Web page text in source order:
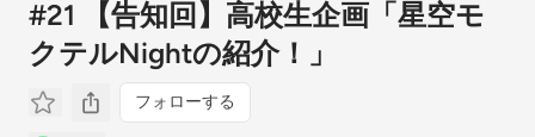
#21 【告知回】高校生企画「星空モ
クテルNightの紹介！」
フォローする